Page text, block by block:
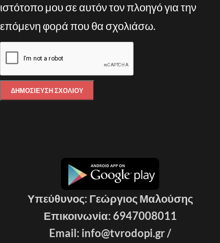
ιστότοπο μου σε αυτόν τον πλοηγό για την
επόμενη φορά που θα σχολιάσω.
Υπεύθυνος: Γεώργιος Μαλούσης
Επικοινωνία: 6947008011
Email: info@tvrodopi.gr /